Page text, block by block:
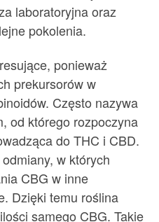
laboratoryjna oraz
pokolenia.
ponieważ
prekursorów w
Często nazywa
od którego rozpoczyna
do THC i CBD.
w których
CBG w inne
Dzięki temu roślina
samego CBG. Takie